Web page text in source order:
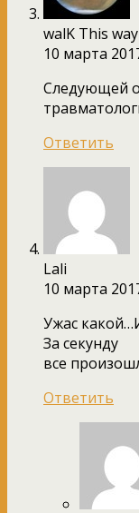
walK This way
10 марта
Следующей
Ответить
Lali
10 марта
Ужас
За секунду
все
Ответить